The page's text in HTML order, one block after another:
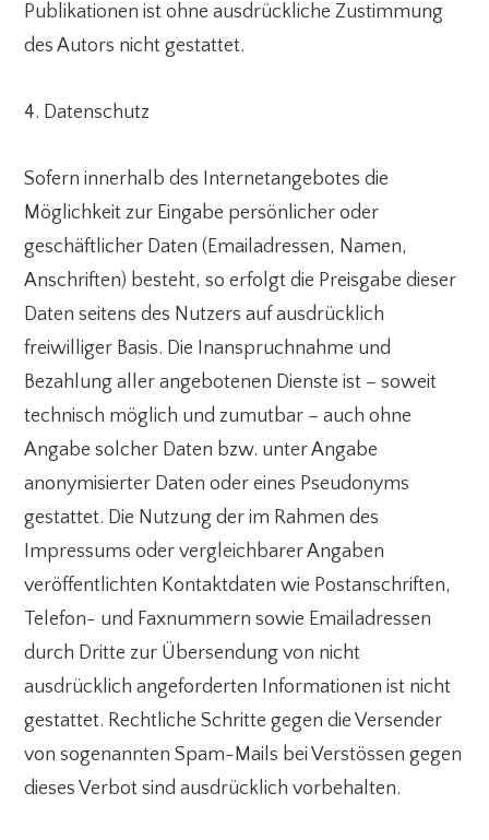
Publikationen ist ohne ausdrückliche Zustimmung
des Autors nicht gestattet.
4. Datenschutz
Sofern innerhalb des Internetangebotes die
Möglichkeit zur Eingabe persönlicher oder
geschäftlicher Daten (Emailadressen, Namen,
Anschriften) besteht, so erfolgt die Preisgabe dieser
Daten seitens des Nutzers auf ausdrücklich
freiwilliger Basis. Die Inanspruchnahme und
Bezahlung aller angebotenen Dienste ist – soweit
technisch möglich und zumutbar – auch ohne
Angabe solcher Daten bzw. unter Angabe
anonymisierter Daten oder eines Pseudonyms
gestattet. Die Nutzung der im Rahmen des
Impressums oder vergleichbarer Angaben
veröffentlichten Kontaktdaten wie Postanschriften,
Telefon- und Faxnummern sowie Emailadressen
durch Dritte zur Übersendung von nicht
ausdrücklich angeforderten Informationen ist nicht
gestattet. Rechtliche Schritte gegen die Versender
von sogenannten Spam-Mails bei Verstössen gegen
dieses Verbot sind ausdrücklich vorbehalten.